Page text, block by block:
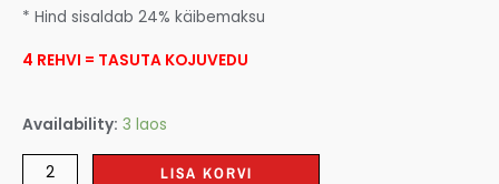
* Hind sisaldab 24% käibemaksu
4 REHVI = TASUTA KOJUVEDU
Availability: 3 laos
LISA KORVI